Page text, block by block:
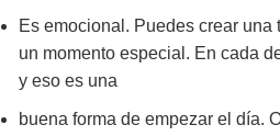
Es emocional. Puedes crear una
un momento especial. En cada
y eso es una
buena forma de empezar el día.